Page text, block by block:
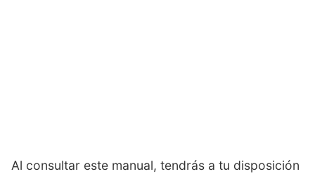
Al consultar este manual, tendrás a tu disposición